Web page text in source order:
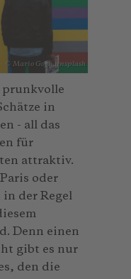
© Mario Gogh_unsplash
prunkvolle
in
- all das
für
attraktiv.
oder
der Regel
Denn einen
gibt es nur
den die